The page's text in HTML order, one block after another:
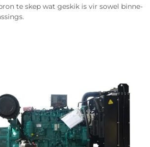
te skep wat geskik is vir sowel binne-